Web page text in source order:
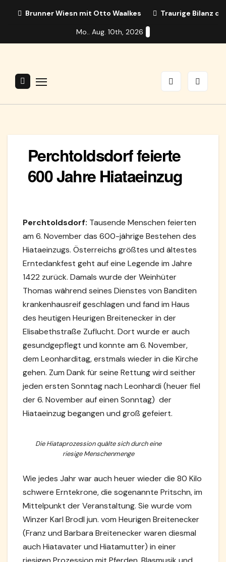
Brunner Wiesn mit Otto Waalkes Traurige Bilanz
Mo.. Aug. 10th, 2026
Perchtoldsdorf feierte
600 Jahre Hiataeinzug
Perchtoldsdorf: Tausende Menschen feierten
am 6. November das 600-jährige Bestehen des
Hiataeinzugs. Österreichs größtes und ältestes
Erntedankfest geht auf eine Legende im Jahre
1422 zurück. Damals wurde der Weinhüter
Thomas während seines Dienstes von Banditen
krankenhausreif geschlagen und fand im Haus
des heutigen Heurigen Breitenecker in der
Elisabethstraße Zuflucht. Dort wurde er auch
gesundgepflegt und konnte am 6. November,
dem Leonharditag, erstmals wieder in die Kirche
gehen. Zum Dank für seine Rettung wird seither
jeden ersten Sonntag nach Leonhardi (heuer fiel
der 6. November auf einen Sonntag) der
Hiataeinzug begangen und groß gefeiert.
Die Hiataprozession quälte sich durch eine
riesige Menschenmenge
Wie jedes Jahr war auch heuer wieder die 80 Kilo
schwere Erntekrone, die sogenannte Pritschn, im
Mittelpunkt der Veranstaltung. Sie wurde vom
Winzer Karl Brodl jun. vom Heurigen Breitenecker
(Franz und Barbara Breitenecker waren diesmal
auch Hiatavater und Hiatamutter) in einer